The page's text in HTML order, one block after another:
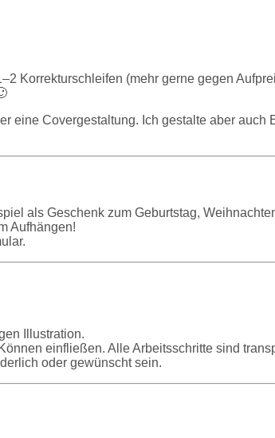
Korrekturschleifen (mehr gerne gegen
eine Covergestaltung. Ich gestalte aber auch
als Geschenk zum Geburtstag,
Aufhängen!
Illustration.
einfließen. Alle Arbeitsschritte sind
oder gewünscht sein.